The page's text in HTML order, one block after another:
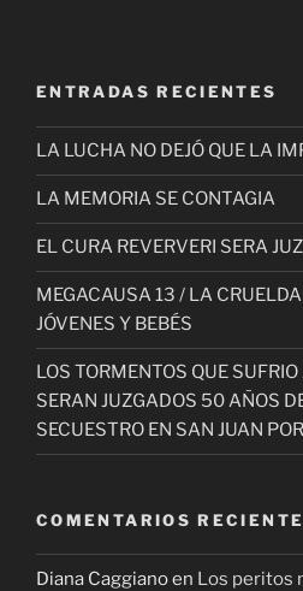
ENTRADAS RECIENTES
LA LUCHA NO DEJÓ QUE LA
LA MEMORIA SE CONTAGIA
EL CURA REVERVERI SERA
MEGACAUSA 13 / LA
JÓVENES Y BEBÉS
LOS TORMENTOS QUE
SERAN JUZGADOS 50 AÑOS
SECUESTRO EN SAN JUAN
COMENTARIOS
Diana Caggianoen Los peritos